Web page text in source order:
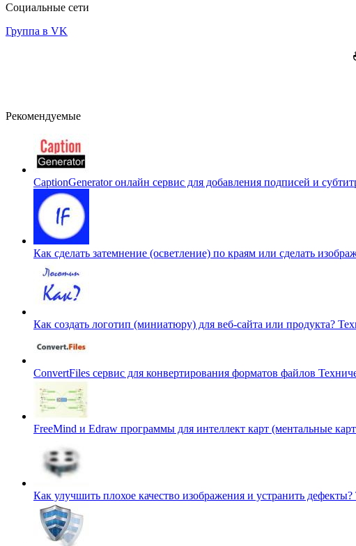
Социальные сети
Группа в VK
Рекомендуемые
CaptionGenerator онлайн сервис для добавления подписей и
Как сделать затемнение (осветление) по краям или сделать
Как создать логотип (миниатюру) для веб-сайта или продукта?
ConvertFiles сервис для конвертирования форматов файлов
FreeMind и Edraw программы для интеллект карт (ментальные
Как улучшить плохое качество изображения и устранить дефекты?